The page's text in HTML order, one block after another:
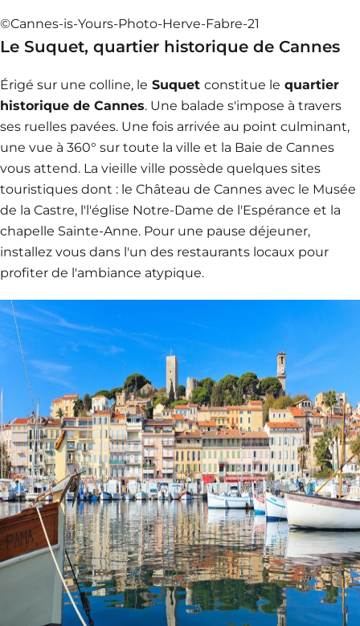
©Cannes-is-Yours-Photo-Herve-Fabre-21
Le Suquet, quartier historique de Cannes
Érigé sur une colline, le Suquet constitue le quartier
historique de Cannes. Une balade s'impose à travers
ses ruelles pavées. Une fois arrivée au point culminant,
une vue à 360° sur toute la ville et la Baie de Cannes
vous attend. La vieille ville possède quelques sites
touristiques dont : le Château de Cannes avec le Musée
de la Castre, l'l'église Notre-Dame de l'Espérance et la
chapelle Sainte-Anne. Pour une pause déjeuner,
installez vous dans l'un des restaurants locaux pour
profiter de l'ambiance atypique.